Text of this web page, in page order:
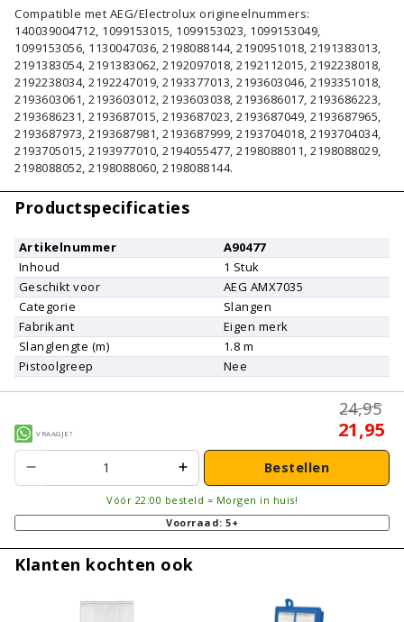
Compatible met AEG/Electrolux origineelnummers:
140039004712, 1099153015, 1099153023, 1099153049,
1099153056, 1130047036, 2198088144, 2190951018, 2191383013,
2191383054, 2191383062, 2192097018, 2192112015, 2192238018,
2192238034, 2192247019, 2193377013, 2193603046, 2193351018,
2193603061, 2193603012, 2193603038, 2193686017, 2193686223,
2193686231, 2193687015, 2193687023, 2193687049, 2193687965,
2193687973, 2193687981, 2193687999, 2193704018, 2193704034,
2193705015, 2193977010, 2194055477, 2198088011, 2198088029,
2198088052, 2198088060, 2198088144.
Productspecificaties
Artikelnummer
A90477
Inhoud
1 Stuk
Geschikt voor
AEG AMX7035
Categorie
Slangen
Fabrikant
Eigen merk
Slanglengte (m)
1.8 m
Pistoolgreep
Nee
Vraagje?
24,95
21,95
Bestellen
Vóór 22:00 besteld = Morgen in huis!
Voorraad: 5+
Klanten kochten ook